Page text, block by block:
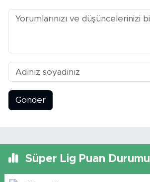
Gönder
Süper Lig Puan Durumu